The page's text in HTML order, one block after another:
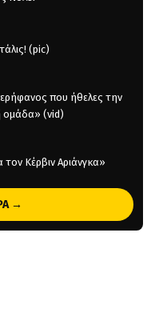
(pic)
που ήθελες την
ομάδα» (vid)
τον Κέρβιν Αριάνγκα»
: Ολοταχώς για sold out
→